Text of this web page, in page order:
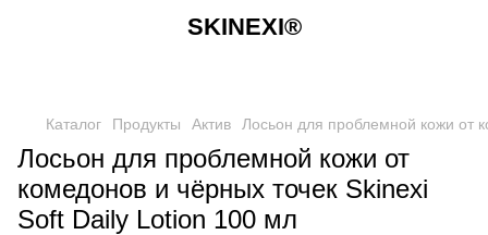
SKINEXI®
Каталог Продукты Актив Лосьон для проблемной кожи от
Лосьон для проблемной кожи от
комедонов и чёрных точек Skinexi
Soft Daily Lotion 100 мл